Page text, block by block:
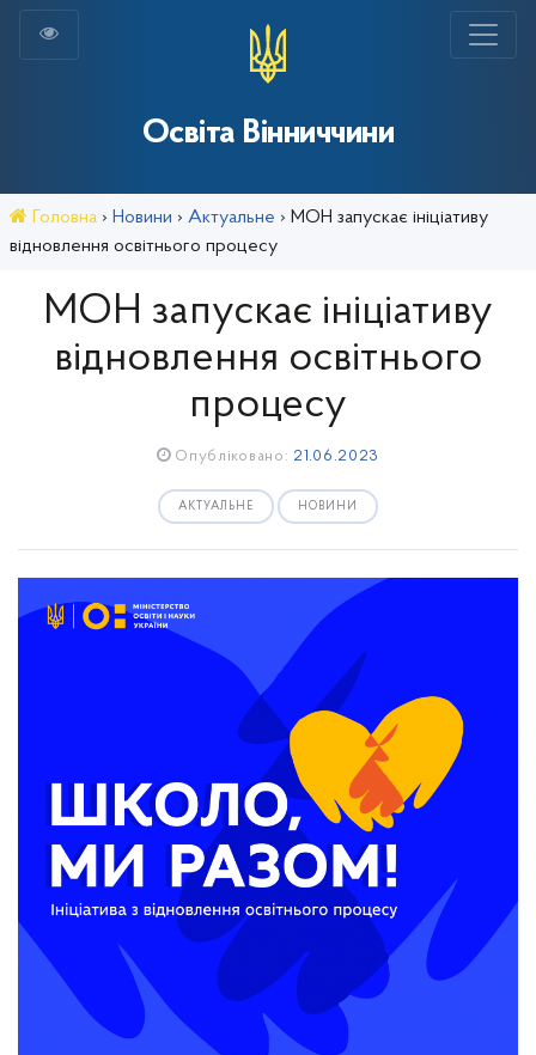
Освіта Вінниччини
Головна › Новини › Актуальне › МОН запускає ініціативу
відновлення освітнього процесу
МОН запускає ініціативу
відновлення освітнього
процесу
Опубліковано: 21.06.2023
АКТУАЛЬНЕ НОВИНИ